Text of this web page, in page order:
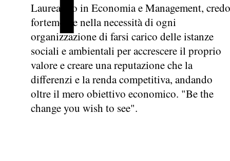
Laureando in Economia e Management, credo
fortemente nella necessità di ogni
organizzazione di farsi carico delle istanze
sociali e ambientali per accrescere il proprio
valore e creare una reputazione che la
differenzi e la renda competitiva, andando
oltre il mero obiettivo economico. "Be the
change you wish to see".